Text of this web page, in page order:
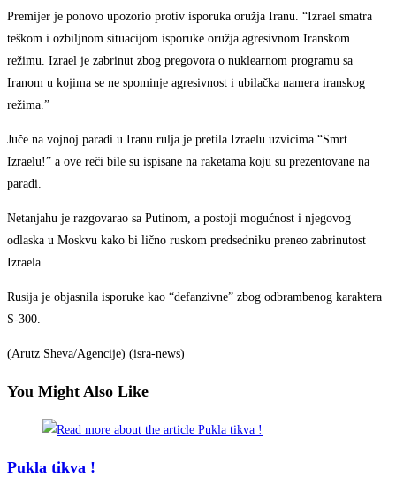
Premijer je ponovo upozorio protiv isporuka oružja Iranu. “Izrael smatra
teškom i ozbiljnom situacijom isporuke oružja agresivnom Iranskom
režimu. Izrael je zabrinut zbog pregovora o nuklearnom programu sa
Iranom u kojima se ne spominje agresivnost i ubilačka namera iranskog
režima.”
Juče na vojnoj paradi u Iranu rulja je pretila Izraelu uzvicima “Smrt
Izraelu!” a ove reči bile su ispisane na raketama koju su prezentovane na
paradi.
Netanjahu je razgovarao sa Putinom, a postoji mogućnost i njegovog
odlaska u Moskvu kako bi lično ruskom predsedniku preneo zabrinutost
Izraela.
Rusija je objasnila isporuke kao “defanzivne” zbog odbrambenog karaktera
S-300.
(Arutz Sheva/Agencije) (isra-news)
You Might Also Like
Pukla tikva !